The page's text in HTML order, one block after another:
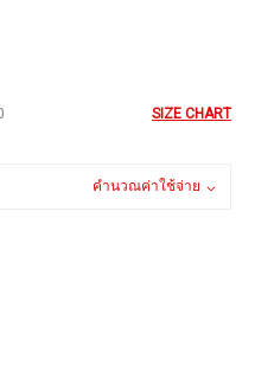
SIZE CHART
คำนวณค่าใช้จ่าย